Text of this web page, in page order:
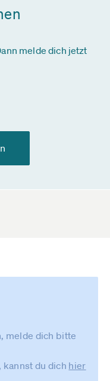
melde dich jetzt
melde dich bitte
kannst du dich hier